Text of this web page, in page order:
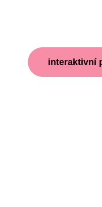
interaktivní